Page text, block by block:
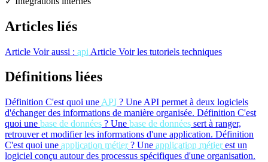
Articles liés
Article Voir aussi : api Article Voir les tutoriels techniques
Définitions liées
Définition C'est quoi une API ? Une API permet à deux logiciels
d'échanger des informations de manière organisée. Définition C'est
quoi une base de données ? Une base de données sert à ranger,
retrouver et modifier les informations d'une application. Définition
C'est quoi une application métier? Une application métierest un
logiciel conçu autour des processus spécifiques d'une organisation.